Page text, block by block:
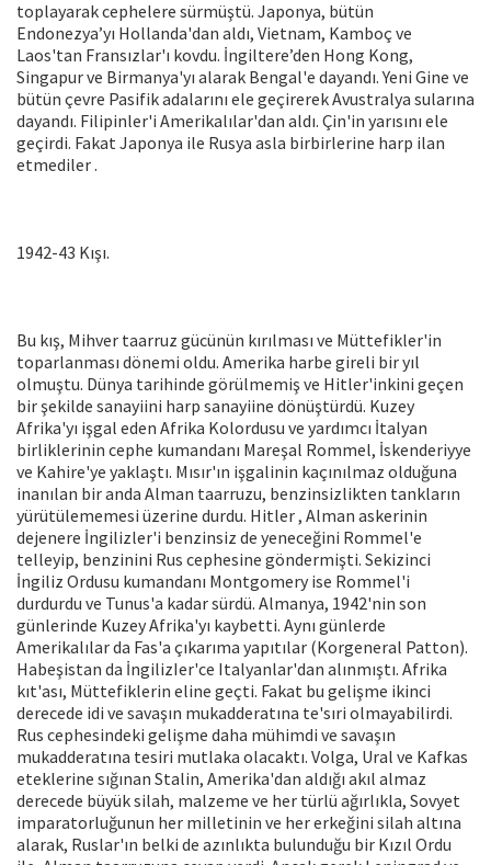
toplayarak cephelere sürmüştü. Japonya, bütün
Endonezya’yı Hollanda'dan aldı, Vietnam, Kamboç ve
Laos'tan Fransızlar'ı kovdu. İngiltere’den Hong Kong,
Singapur ve Birmanya'yı alarak Bengal'e dayandı. Yeni Gine ve
bütün çevre Pasifik adalarını ele geçirerek Avustralya sularına
dayandı. Filipinler'i Amerikalılar'dan aldı. Çin'in yarısını ele
geçirdi. Fakat Japonya ile Rusya asla birbirlerine harp ilan
etmediler .
1942-43 Kışı.
Bu kış, Mihver taarruz gücünün kırılması ve Müttefikler'in
toparlanması dönemi oldu. Amerika harbe gireli bir yıl
olmuştu. Dünya tarihinde görülmemiş ve Hitler'inkini geçen
bir şekilde sanayiini harp sanayiine dönüştürdü. Kuzey
Afrika'yı işgal eden Afrika Kolordusu ve yardımcı İtalyan
birliklerinin cephe kumandanı Mareşal Rommel, İskenderiyye
ve Kahire'ye yaklaştı. Mısır'ın işgalinin kaçınılmaz olduğuna
inanılan bir anda Alman taarruzu, benzinsizlikten tankların
yürütülememesi üzerine durdu. Hitler , Alman askerinin
dejenere İngilizler'i benzinsiz de yeneceğini Rommel'e
telleyip, benzinini Rus cephesine göndermişti. Sekizinci
İngiliz Ordusu kumandanı Montgomery ise Rommel'i
durdurdu ve Tunus'a kadar sürdü. Almanya, 1942'nin son
günlerinde Kuzey Afrika'yı kaybetti. Aynı günlerde
Amerikalılar da Fas'a çıkarıma yapıtılar (Korgeneral Patton).
Habeşistan da İngilizIer'ce Italyanlar'dan alınmıştı. Afrika
kıt'ası, Müttefiklerin eline geçti. Fakat bu gelişme ikinci
derecede idi ve savaşın mukadderatına te'sıri olmayabilirdi.
Rus cephesindeki gelişme daha mühimdi ve savaşın
mukadderatına tesiri mutlaka olacaktı. Volga, Ural ve Kafkas
eteklerine sığınan Stalin, Amerika'dan aldığı akıl almaz
derecede büyük silah, malzeme ve her türlü ağırlıkla, Sovyet
imparatorluğunun her milletinin ve her erkeğini silah altına
alarak, Ruslar'ın belki de azınlıkta bulunduğu bir Kızıl Ordu